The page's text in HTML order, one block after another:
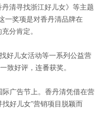
清寻找浙江好儿女》等主题
一奖项是对香丹清品牌在
分肯定。
好儿女活动等一系列公益营
致好评，连番获奖。
广告节上。香丹清凭借在营
好儿女”营销项目脱颖而